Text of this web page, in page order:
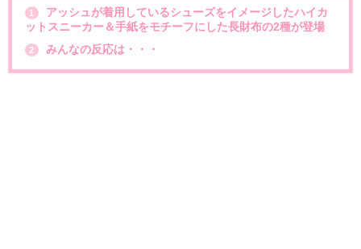
1
アッシュが着用しているシューズをイメージしたハイカ
ットスニーカー＆手紙をモチーフにした長財布の2種が登場
2 みんなの反応は・・・